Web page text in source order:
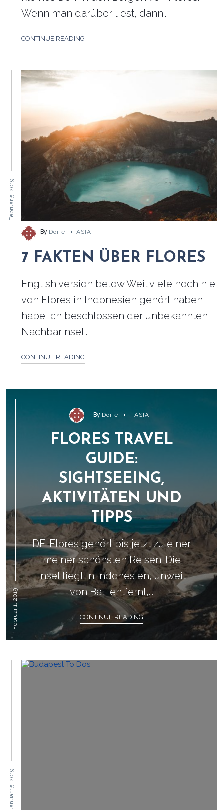
Wenn man darüber liest, dann...
CONTINUE READING
Februar 5, 2019
By Dorie ASIA
7 FAKTEN ÜBER FLORES
English version below Weil viele noch nie
von Flores in Indonesien gehört haben,
habe ich beschlossen der unbekannten
Nachbarinsel...
CONTINUE READING
Februar 1, 2019
By Dorie ASIA
FLORES TRAVEL
GUIDE:
SIGHTSEEING,
AKTIVITÄTEN UND
TIPPS
DE: Flores gehört bis jetzt zu einer
meiner schönsten Reisen. Die
Insel liegt in Indonesien, unweit
von Bali entfernt,...
CONTINUE READING
Januar 15, 2019